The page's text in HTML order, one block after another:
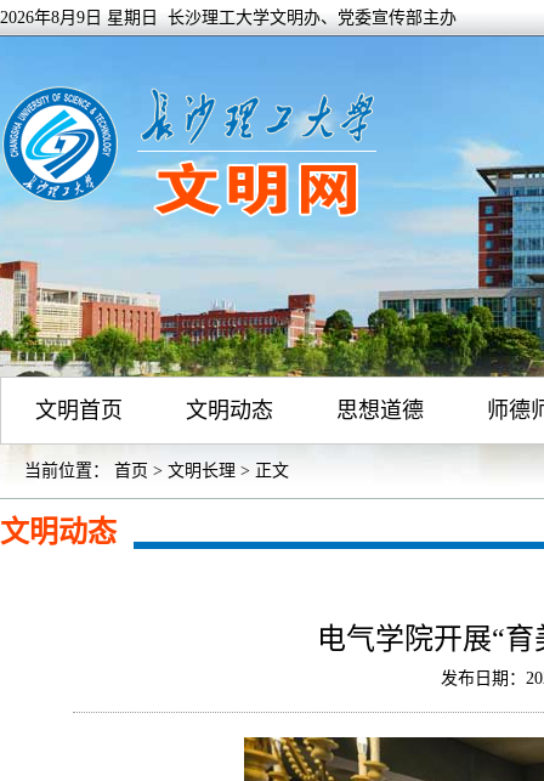
2026年8月9日 星期日 长沙理工大学文明办、党委宣传部主办
文明首页 文明动态 思想道德 师德
当前位置： 首页 > 文明长理 > 正文
文明动态
电气学院开展“
发布日期：